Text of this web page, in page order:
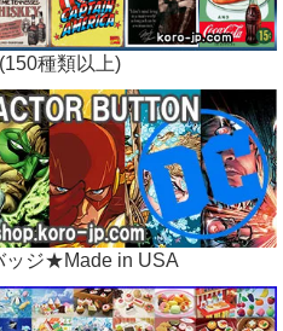
種類以上)
ッジ★Made in USA